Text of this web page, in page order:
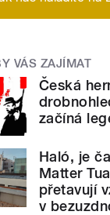
VÁS ZAJÍMAT
Česká
začíná
Haló, je
Matter
přetavují
v